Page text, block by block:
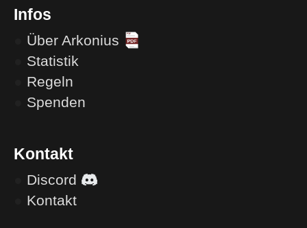
des verbundenen Plots einzeln mit
bearbeitet werden. Wenn du Änderungen an
allen von dir verbundenen Plots vornehmen
möchtest, kannst du
Infos
Über Arkonius
Statistik
Regeln
Spenden
Kontakt
Discord
Kontakt